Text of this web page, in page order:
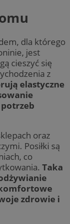
dla którego
jest
cieszyć się
z
elastyczne
oraz
Posiłki są
co
Taka
zdrowie i